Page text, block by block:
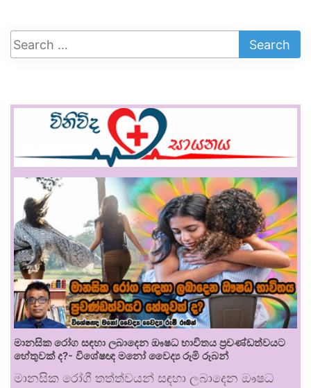
මානසික රෝග සඳහා ලබාදෙන ඖෂධ භාවිතය ප්‍රචණ්ඩත්වයට
හේතුවක් ද?- විශේෂඥ මනෝ වෛද්‍ය රූමි රූබන්
මානසික රෝගී තත්ත්වයන් සඳහා ලබාදෙන ඖෂධ